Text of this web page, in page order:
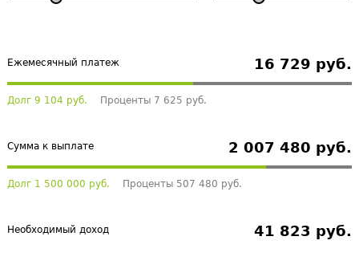
Ежемесячный платеж 16 729 руб.
Долг 9 104 руб. Проценты 7 625 руб.
Сумма к выплате 2 007 480 руб.
Долг 1 500 000 руб. Проценты 507 480 руб.
Необходимый доход 41 823 руб.